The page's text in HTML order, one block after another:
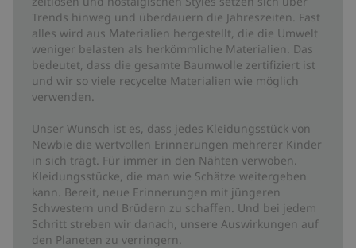
Trends hinweg und überdauern die Jahreszeiten. Fast
alles wird aus Materialien hergestellt, die die Umwelt
weniger belasten als herkömmliche Materialien. Das
bedeutet, dass die gesamte Baumwolle zertifiziert ist
und wir so viele recycelte Materialien wie möglich
verwenden.
Unser Wunsch ist es, dass jedes Kleidungsstück von
Newbie die wertvollen Erinnerungen mehrerer Kinder
in sich trägt. Für immer in den Nähten verwoben.
Kleidungsstücke, die man wie Schätze weitergeben
kann. Bereit, neue Erinnerungen mit jüngeren
Schwestern und Brüdern zu schaffen. Und bei jedem
Schritt streben wir danach, unsere Auswirkungen auf
den Planeten zu verringern.